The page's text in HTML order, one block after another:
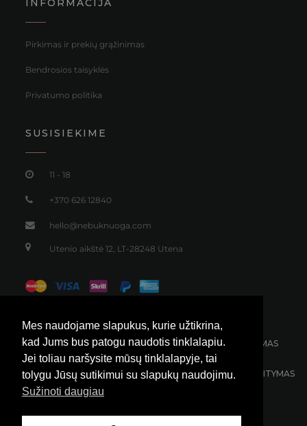
Tamsiai žalios spalvos velveto kostiumas
Mes naudojame slapukus, kurie užtikrina,
kad Jums bus patogu naudotis tinklalapiu.
Jei toliau naršysite mūsų tinklalapyje, tai
tolygu Jūsų sutikimui su slapukų naudojimu.
Sužinoti daugiau